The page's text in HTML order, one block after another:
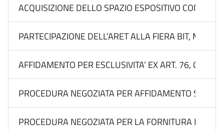
ACQUISIZIONE DELLO SPAZIO ESPOSITIVO CON
PARTECIPAZIONE DELL’ARET ALLA FIERA BIT,
AFFIDAMENTO PER ESCLUSIVITA’ EX ART. 76,
PROCEDURA NEGOZIATA PER AFFIDAMENTO
PROCEDURA NEGOZIATA PER LA FORNITURA DEL